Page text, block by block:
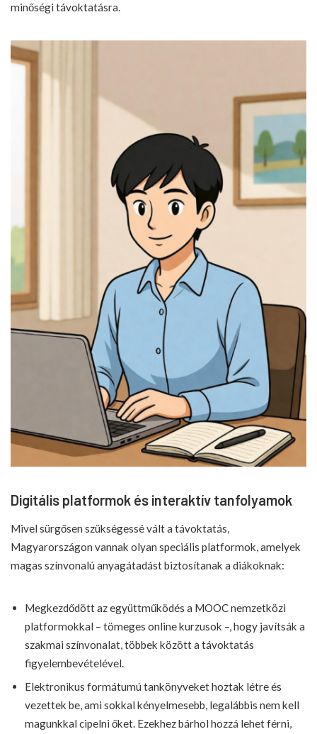
minőségi távoktatásra.
Digitális platformok és interaktív tanfolyamok
Mivel sürgősen szükségessé vált a távoktatás,
Magyarországon vannak olyan speciális platformok, amelyek
magas színvonalú anyagátadást biztosítanak a diákoknak:
Megkezdődött az együttműködés a MOOC nemzetközi
platformokkal – tömeges online kurzusok –, hogy javítsák a
szakmai színvonalat, többek között a távoktatás
figyelembevételével.
Elektronikus formátumú tankönyveket hoztak létre és
vezettek be, ami sokkal kényelmesebb, legalábbis nem kell
magunkkal cipelni őket. Ezekhez bárhol hozzá lehet férni,